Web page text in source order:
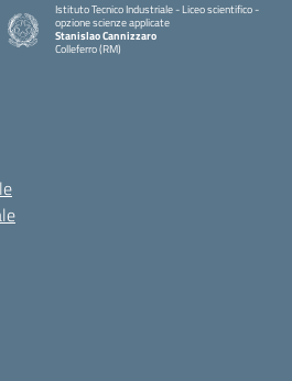
Istituto Tecnico Industriale - Liceo scientifico -
opzione scienze applicate
Stanislao Cannizzaro
Colleferro (RM)